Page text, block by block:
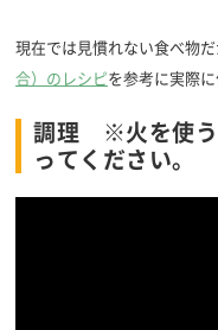
現在では見慣れない食べ物
合）のレシピを参考に実際
調理 ※火を使う
ってください。